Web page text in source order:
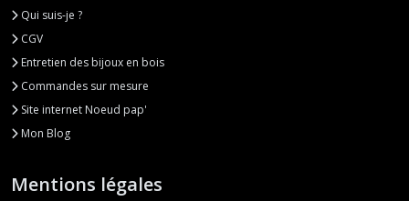
Qui suis-je ?
CGV
Entretien des bijoux en bois
Commandes sur mesure
Site internet Noeud pap'
Mon Blog
Mentions légales